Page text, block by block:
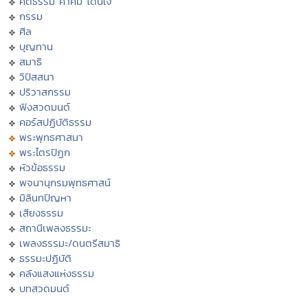
กรรม
ศีล
บุญทาน
สมาธิ
วิปัสสนา
ปริวาสกรรม
ฟังสวดมนต์
คอร์สปฏิบัติธรรม
พระพุทธศาสนา
พระไตรปิฏก
หัวข้อธรรม
พจนานุกรมพุทธศาสน์
มิลินทปัญหา
เสียงธรรม
สถานีเพลงธรรมะ
เพลงธรรมะ/ดนตรีสมาธิ
ธรรมะปฏิบัติ
คลังแสงแห่งธรรม
บทสวดมนต์